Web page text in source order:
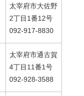
太宰府市大佐野
2丁目1番12号
092-917-8830
太宰府市通古賀
4丁目11番1号
092-928-3588